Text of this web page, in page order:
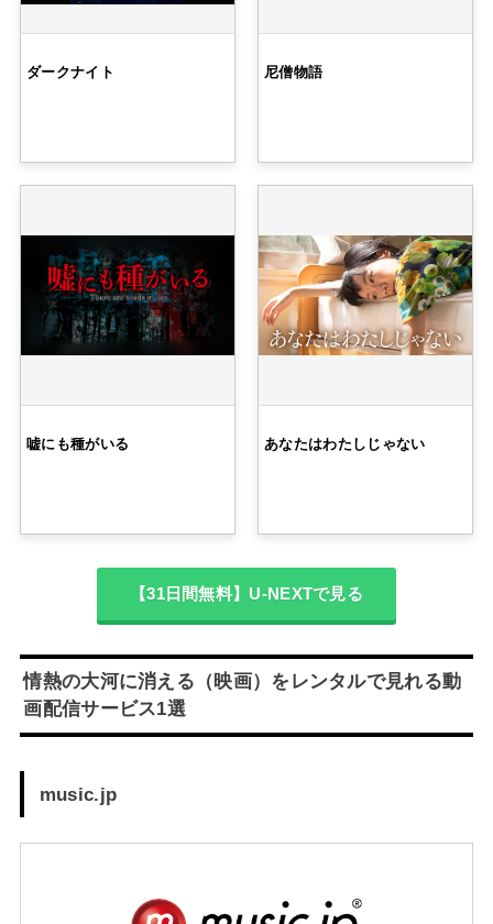
ダークナイト 尼僧物語
嘘にも種がいる あなたはわたしじゃない
【31日間無料】U-NEXTで見る
情熱の大河に消える（映画）をレンタルで見れる動
画配信サービス1選
music.jp